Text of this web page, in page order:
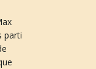
parti